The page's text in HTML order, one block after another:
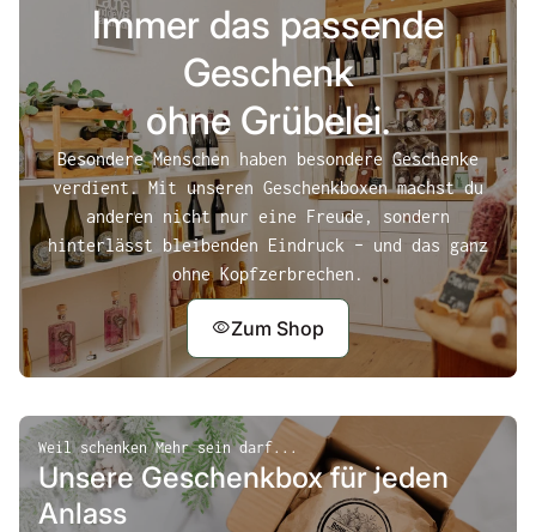
Immer das passende
Geschenk
ohne Grübelei.
Besondere Menschen haben besondere Geschenke
verdient. Mit unseren Geschenkboxen machst du
anderen nicht nur eine Freude, sondern
hinterlässt bleibenden Eindruck – und das ganz
ohne Kopfzerbrechen.
visibilityZum Shop
(Link öffnet in neuem Tab/
(Link öffnet in neuem Tab/
Weil schenken Mehr sein darf...
Unsere Geschenkbox für jeden
Anlass